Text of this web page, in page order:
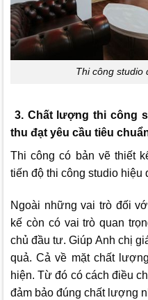
Thi công studio
3. Chất lượng thi công
thu đạt yêu cầu tiêu
Thi công có bản vẽ thiết
tiến độ thi công studio hiệu
Ngoài những vai trò đối
kế còn có vai trò quan
chủ đầu tư. Giúp Anh chị
quả. Cả về mặt chất
hiện. Từ đó có cách điều
đảm bảo đúng chất lượng